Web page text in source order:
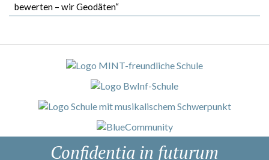
bewerten – wir Geodäten“
Confidentia in futurum